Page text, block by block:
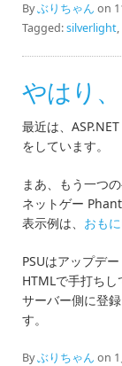
Byぶりちゃん on
Tagged:silverlight,
やはり
最近は、
をしています。
まあ、もう一つ
ネットゲー
表示例は、 おも
PSUはアップデ
HTMLで手打ち
サーバー側に登
す。
Byぶりちゃん on 1